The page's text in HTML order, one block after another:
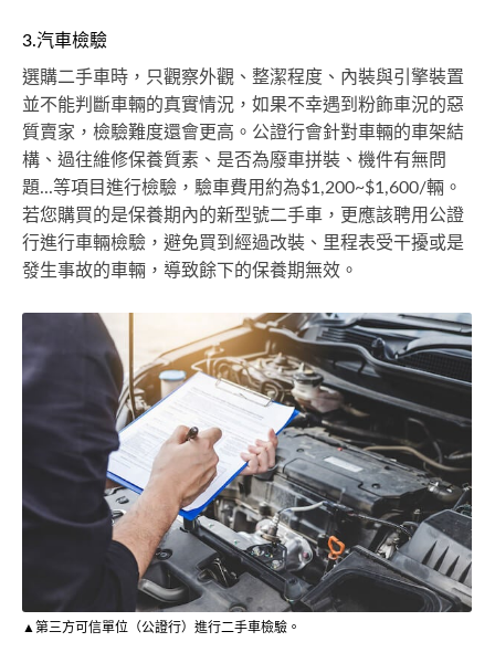
3.汽車檢驗
選購二手車時，只觀察外觀、整潔程度、內裝與引擎裝置
並不能判斷車輛的真實情況，如果不幸遇到粉飾車況的惡
質賣家，檢驗難度還會更高。公證行會針對車輛的車架結
構、過往維修保養質素、是否為廢車拼裝、機件有無問
題...等項目進行檢驗，驗車費用約為$1,200~$1,600/輛。
若您購買的是保養期內的新型號二手車，更應該聘用公證
行進行車輛檢驗，避免買到經過改裝、里程表受干擾或是
發生事故的車輛，導致餘下的保養期無效。
▲第三方可信單位（公證行）進行二手車檢驗。